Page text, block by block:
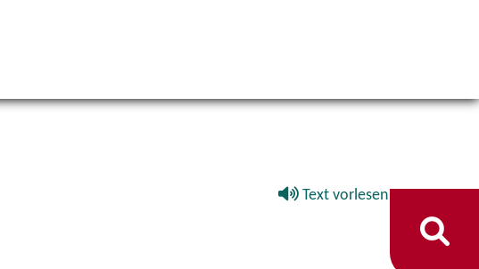
Text vorlesen